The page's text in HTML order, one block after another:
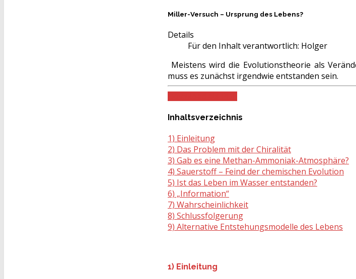
Miller-Versuch – Ursprung des Lebens?
Details
Für den Inhalt verantwortlich: Holger
Meistens wird die Evolutionstheorie als
muss es zunächst irgendwie entstanden sein.
Inhaltsverzeichnis
1) Einleitung
2) Das Problem mit der Chiralität
3) Gab es eine Methan-Ammoniak-Atmosphäre?
4) Sauerstoff – Feind der chemischen Evolution
5) Ist das Leben im Wasser entstanden?
6) „Information“
7) Wahrscheinlichkeit
8) Schlussfolgerung
9) Alternative Entstehungsmodelle des Lebens
1) Einleitung